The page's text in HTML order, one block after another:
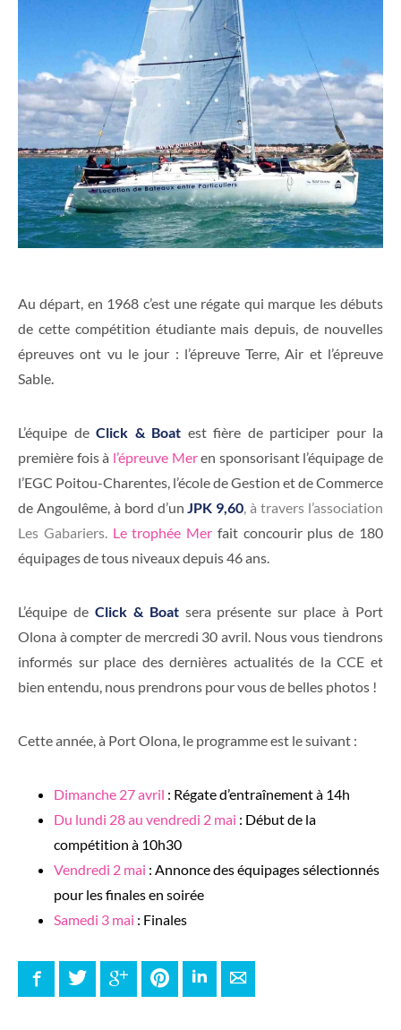
Au départ, en 1968 c’est une régate qui marque les débuts
de cette compétition étudiante mais depuis, de nouvelles
épreuves ont vu le jour : l’épreuve Terre, Air et l’épreuve
Sable.
L’équipe de Click & Boat est fière de participer pour la
première fois à l’épreuve Meren sponsorisant l’équipage de
l’EGC Poitou-Charentes, l’école de Gestion et de Commerce
de Angoulême, à bord d’unJPK 9,60, à travers l’association
Les Gabariers. Le trophée Mer fait concourir plus de 180
équipages de tous niveaux depuis 46 ans.
L’équipe de Click & Boatsera présente sur place à Port
Olona à compter de mercredi 30 avril. Nous vous tiendrons
informés sur place des dernières actualités de la CCE et
bien entendu, nous prendrons pour vous de belles photos !
Cette année,à Port Olona, le programme est le suivant :
Dimanche 27 avril : Régate d’entraînement à 14h
Du lundi 28 au vendredi 2 mai : Début de la
compétition à 10h30
Vendredi 2 mai : Annonce des équipages sélectionnés
pour les finales en soirée
Samedi 3 mai : Finales
FacebookTwitter Google+ PinterestLinkedInE-mail